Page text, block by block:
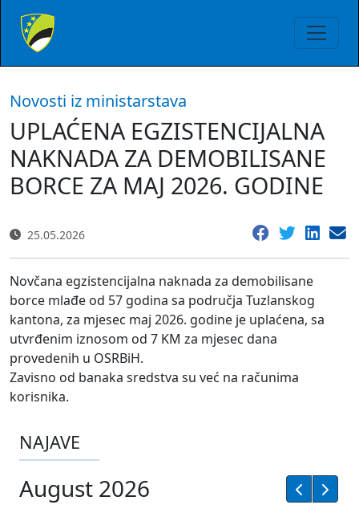
Novosti iz ministarstava
UPLAĆENA EGZISTENCIJALNA
NAKNADA ZA DEMOBILISANE
BORCE ZA MAJ 2026. GODINE
25.05.2026
Novčana egzistencijalna naknada za demobilisane
borce mlađe od 57 godina sa područja Tuzlanskog
kantona, za mjesec maj 2026. godine je uplaćena, sa
utvrđenim iznosom od 7 KM za mjesec dana
provedenih u OSRBiH.
Zavisno od banaka sredstva su već na računima
korisnika.
NAJAVE
August 2026